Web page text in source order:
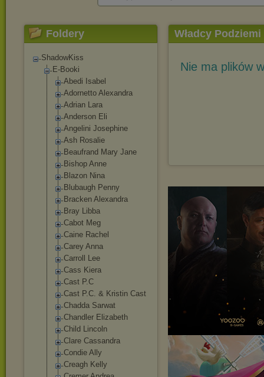
Foldery
ShadowKiss
E-Booki
Abedi Isabel
Adornetto Alexandra
Adrian Lara
Anderson Eli
Angelini Josephine
Ash Rosalie
Beaufrand Mary Jane
Bishop Anne
Blazon Nina
Blubaugh Penny
Bracken Alexandra
Bray Libba
Cabot Meg
Caine Rachel
Carey Anna
Carroll Lee
Cass Kiera
Cast P.C
Cast P.C. & Kristin Cast
Chadda Sarwat
Chandler Elizabeth
Child Lincoln
Clare Cassandra
Condie Ally
Creagh Kelly
Władcy Podziemi
Nie ma plików